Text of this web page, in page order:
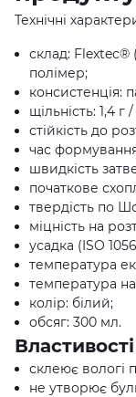
Технічні
склад: Flextec®
полімер;
консистенція:
щільність: 1,4 г
стійкість до
час
швидкість
початкове
твердість по
міцність на
усадка (ISO
температура
температура
колір: білий;
обсяг: 300 мл.
склеює вологі
не утворює